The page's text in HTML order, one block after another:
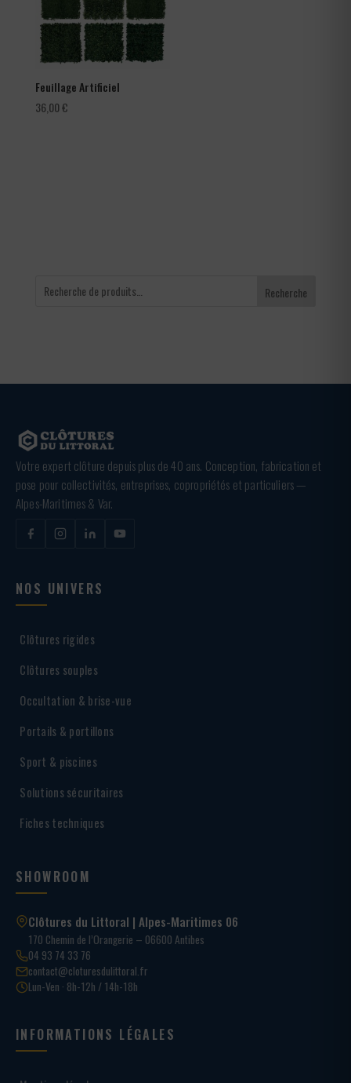
Feuillage Artificiel
36,00€
Recherche
Votre expert clôture depuis plus de 40 ans. Conception, fabrication et
pose pour collectivités, entreprises, copropriétés et particuliers —
Alpes-Maritimes & Var.
NOS UNIVERS
Clôtures rigides
Clôtures souples
Occultation & brise-vue
Portails & portillons
Sport & piscines
Solutions sécuritaires
Fiches techniques
SHOWROOM
Clôtures du Littoral | Alpes-Maritimes 06
170 Chemin de l’Orangerie – 06600 Antibes
04 93 74 33 76
contact@cloturesdulittoral.fr
Lun-Ven · 8h-12h / 14h-18h
INFORMATIONS LÉGALES